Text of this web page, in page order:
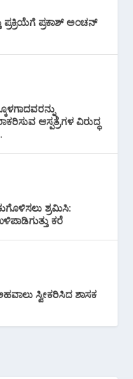
ಪ್ರಕ್ರಿಯೆಗೆ ಪ್ರಕಾಶ್ ಅಂಚನ್
ಆಸ್ಪತ್ರೆಗಳ ವಿರುದ್ಧ
ಶ್ರಮಿಸಿ:
ಕರೆ
ಸ್ವೀಕರಿಸಿದ ಶಾಸಕ